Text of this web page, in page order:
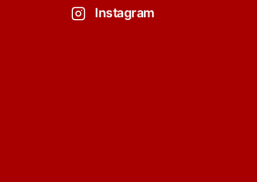
Instagram